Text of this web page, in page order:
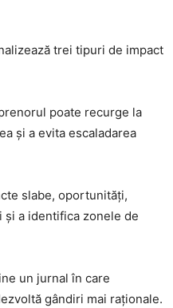
trei tipuri de impact
poate recurge la
și a evita escaladarea
slabe, oportunități,
a identifica zonele de
un jurnal în care
gândiri mai raționale.